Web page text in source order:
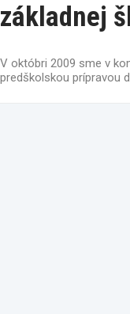
základnej
V októbri 2009 sme v
predškolskou prípravou